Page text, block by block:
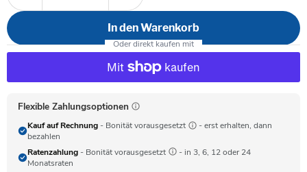
In den Warenkorb
Flexible Zahlungsoptionen
Kauf auf Rechnung - Bonität vorausgesetzt
- erst erhalten, dann
bezahlen
Ratenzahlung - Bonität vorausgesetzt
- in 3, 6, 12 oder 24
Monatsraten